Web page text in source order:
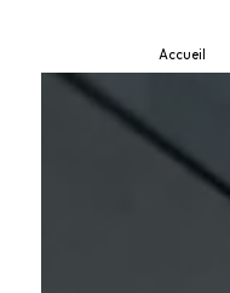
Accueil